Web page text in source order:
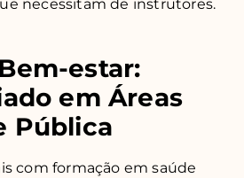
necessitam de instrutores.
estar:
em Áreas
Pública
com formação em saúde